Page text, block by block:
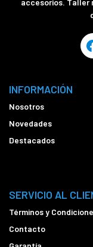
accesorios. Taller
INFORMACIÓN
Nosotros
Novedades
Destacados
SERVICIO AL
Términos y
Contacto